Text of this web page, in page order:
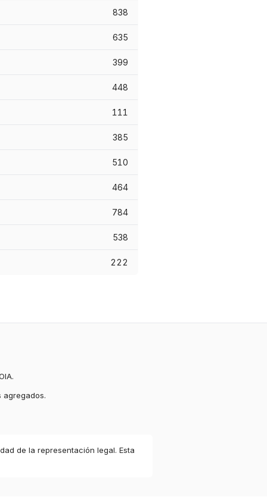
838
635
399
448
111
385
510
464
784
538
222
agregados.
de la representación legal. Esta